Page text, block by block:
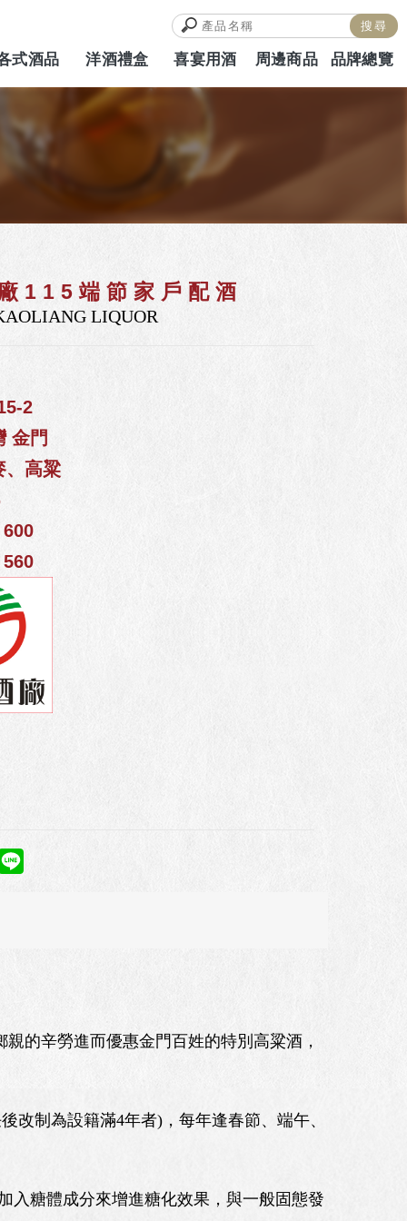
式酒品 洋酒禮盒
HAMPERS
喜宴用酒
WEDDING
周邊商品 品牌總覽
115端節家戶配酒
LIQUOR
2
金門
、高粱
的辛勞進而優惠金門百姓的特別高粱酒，
制為設籍滿4年者)，每年逢春節、端午、
糖體成分來增進糖化效果，與一般固態發